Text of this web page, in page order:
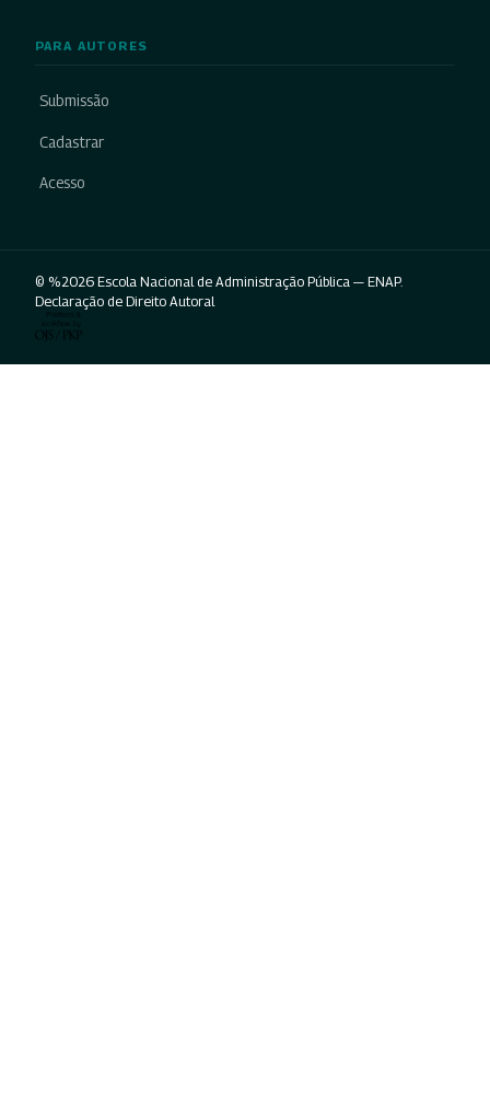
PARA AUTORES
Submissão
Cadastrar
Acesso
© %2026 Escola Nacional de Administração Pública — ENAP.
Declaração de Direito Autoral